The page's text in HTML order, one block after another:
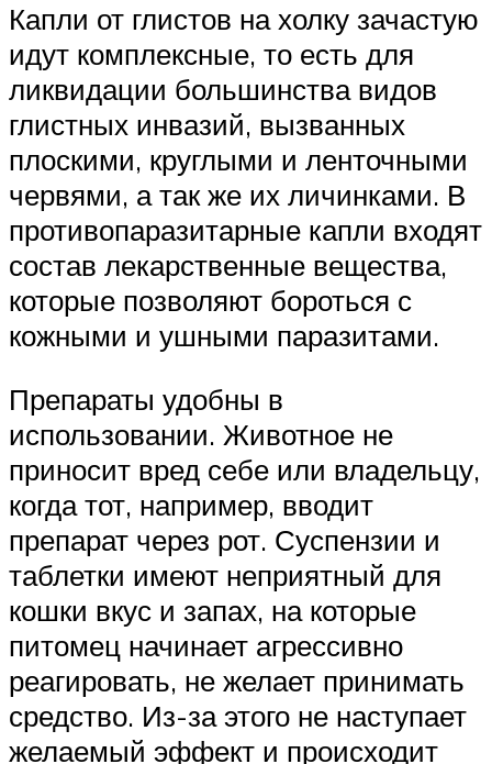
Капли от глистов на холку зачастую
идут комплексные, то есть для
ликвидации большинства видов
глистных инвазий, вызванных
плоскими, круглыми и ленточными
червями, а так же их личинками. В
противопаразитарные капли входят
состав лекарственные вещества,
которые позволяют бороться с
кожными и ушными паразитами.
Препараты удобны в
использовании. Животное не
приносит вред себе или владельцу,
когда тот, например, вводит
препарат через рот. Суспензии и
таблетки имеют неприятный для
кошки вкус и запах, на которые
питомец начинает агрессивно
реагировать, не желает принимать
средство. Из-за этого не наступает
желаемый эффект и происходит